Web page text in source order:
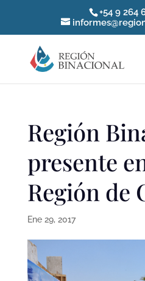
+54 9 264
Región
presente
Región de
Ene 29, 2017